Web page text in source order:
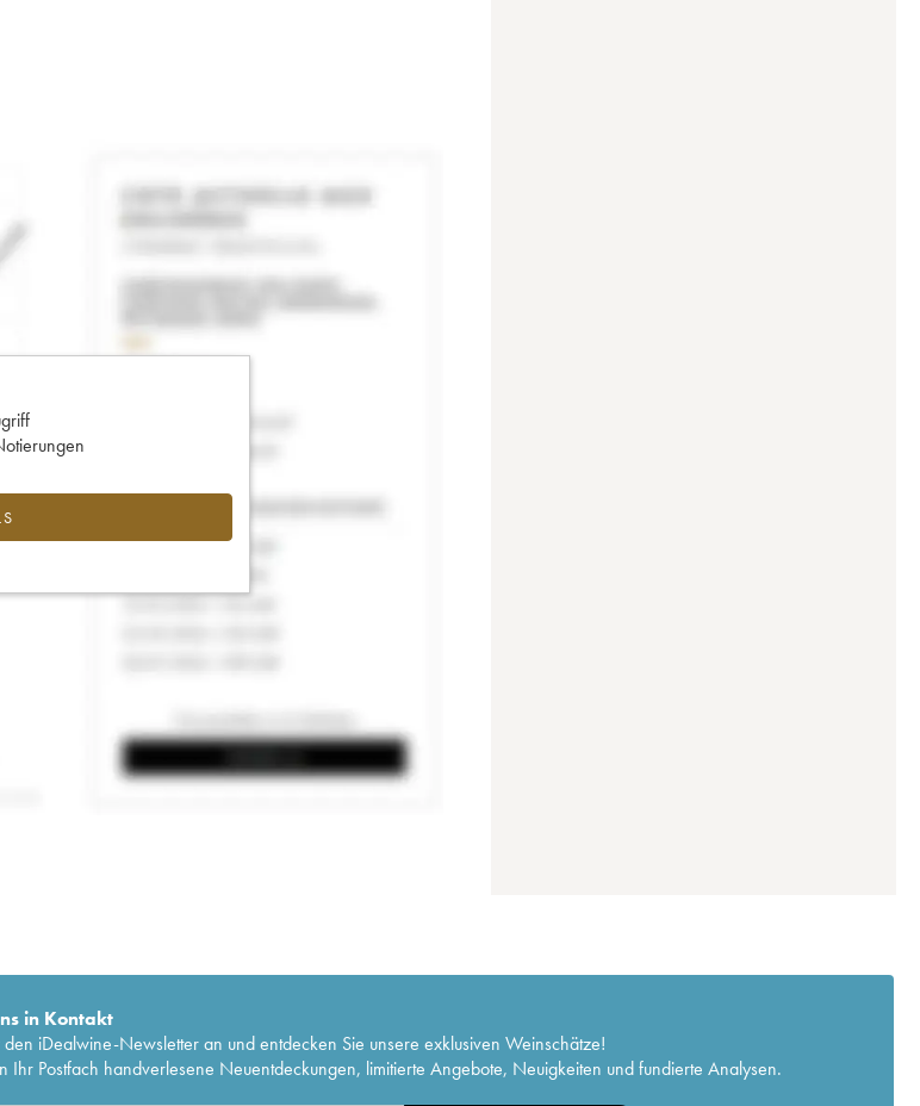
in Kontakt
iDealwine-Newsletter an und entdecken Sie unsere exklusiven Weinschätze!
Ihr Postfach handverlesene Neuentdeckungen, limitierte Angebote, Neuigkeiten und fundierte Analysen.